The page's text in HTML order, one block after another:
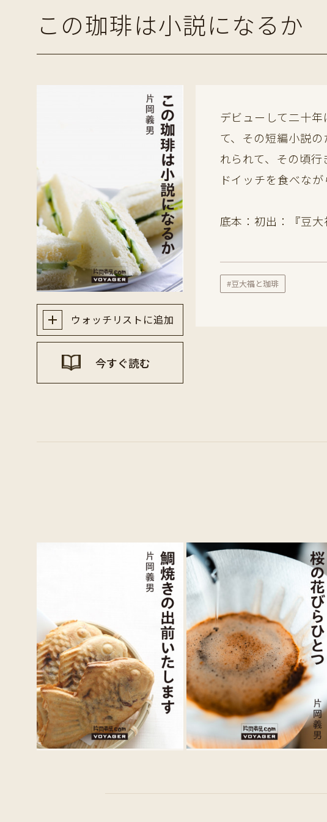
この珈琲は小説になるか
ウォッチリストに追加
今すぐ読む
デビューして二十
て、その短編小説
れられて、その頃
ドイッチを食べな
底本：初出：『豆
#豆大福と珈琲